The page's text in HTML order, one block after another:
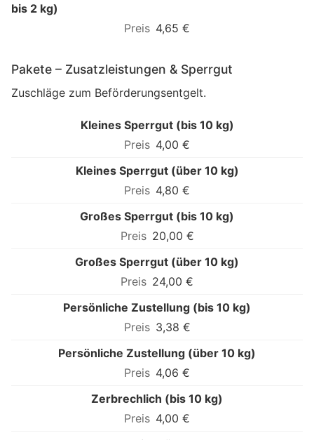
bis 2 kg)
4,65 €
Pakete – Zusatzleistungen & Sperrgut
Zuschläge zum Beförderungsentgelt.
Kleines Sperrgut (bis 10 kg)
4,00 €
Kleines Sperrgut (über 10 kg)
4,80 €
Großes Sperrgut (bis 10 kg)
20,00 €
Großes Sperrgut (über 10 kg)
24,00 €
Persönliche Zustellung (bis 10 kg)
3,38 €
Persönliche Zustellung (über 10 kg)
4,06 €
Zerbrechlich (bis 10 kg)
4,00 €